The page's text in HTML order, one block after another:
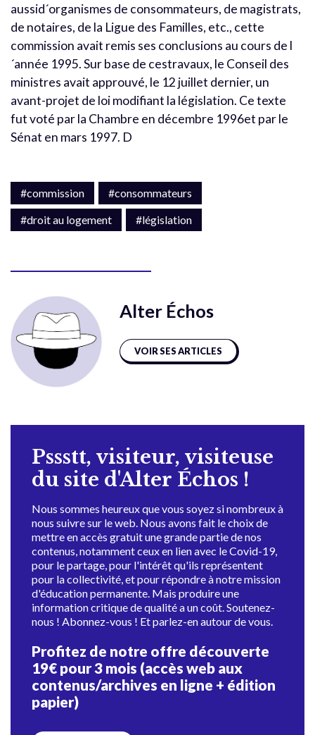
aussid´organismes de consommateurs, de magistrats,
de notaires, de la Ligue des Familles, etc., cette
commission avait remis ses conclusions au cours de l
´année 1995. Sur base de cestravaux, le Conseil des
ministres avait approuvé, le 12 juillet dernier, un
avant-projet de loi modifiant la législation. Ce texte
fut voté par la Chambre en décembre 1996et par le
Sénat en mars 1997. D
#commission
#consommateurs
#droit au logement
#législation
Alter Échos
VOIR SES ARTICLES
Pssstt, visiteur, visiteuse
du site d'Alter Échos !
Nous sommes heureux que vous soyez si nombreux à
nous suivre sur le web. Nous avons fait le choix de
mettre en accès gratuit une grande partie de nos
contenus, notamment ceux en lien avec le Covid-19,
pour le partage, pour l'intérêt qu'ils représentent
pour la collectivité, et pour répondre à notre mission
d'éducation permanente. Mais produire une
information critique de qualité a un coût. Soutenez-
nous ! Abonnez-vous ! Et parlez-en autour de vous.
Profitez de notre offre découverte
19€ pour 3 mois (accès web aux
contenus/archives en ligne + édition
papier)